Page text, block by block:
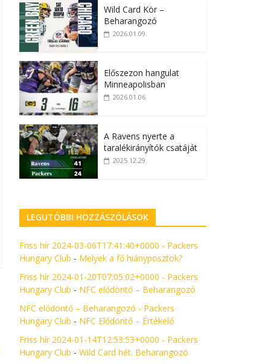
Wild Card Kör –
Beharangozó
2026.01.09.
Előszezon hangulat
Minneapolisban
2026.01.06.
A Ravens nyerte a
taralékirányítók csatáját
2025.12.29.
LEGUTÓBBI HOZZÁSZÓLÁSOK
Friss hír 2024-03-06T17:41:40+0000 - Packers
Hungary Club - Melyek a fő hiányposztok?
Friss hír 2024-01-20T07:05:02+0000 - Packers
Hungary Club - NFC elődöntő – Beharangozó
NFC elődöntő – Beharangozó - Packers
Hungary Club - NFC Elődöntő – Értékelő
Friss hír 2024-01-14T12:53:53+0000 - Packers
Hungary Club - Wild Card hét. Beharangozó